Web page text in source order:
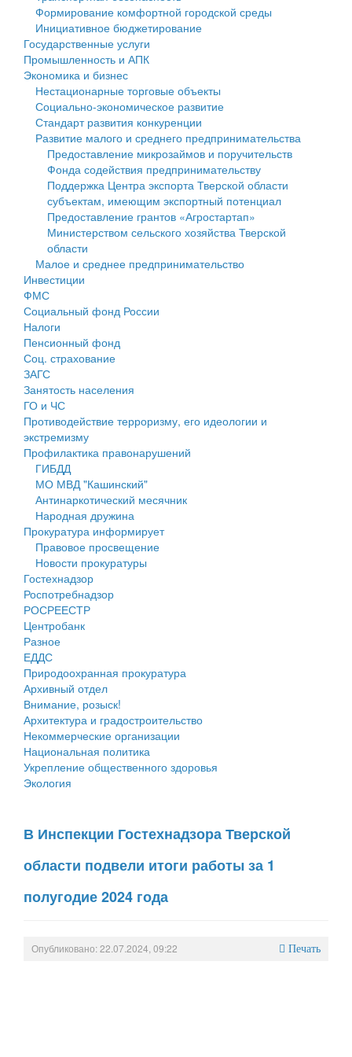
Государственные услуги
Промышленность и АПК
Экономика и бизнес
Символика
Устав
Гостям округа
Туризм
Культура
Образование
Здравоохранение
Социальная защита
Фотоальбом
муниципального округа Тверской области
Администрация Кашинского муниципального округа
Тверской области
Управление сельскими территориями
Открытые данные
Работа с обращениями граждан
Муниципальный контроль
Муниципальные услуги
Проекты административных регламентов
Антимонопольный комплаенс
Противодействие коррупции
Финансовое управление
Бюджет для граждан
Имущество
Выявление правообладателей ранее учтенных
объектов недвижимости
Имущественная поддержка субъектов малого и
среднего предпринимательства
Информационная поддержка субъектов малого и
среднего предпринимательства
Муниципальные программы
Контрольно-счетная палата
Персональные данные
Оценка регулирующего воздействия
Деятельность МУ
Нормативы градостроительного проектирования
Правила землепользования и застройки
Генеральные планы
Проекты планировки территории
Собрание депутатов
Городское поселение
Сельские поселения
Формирование комфортной городской среды
Инициативное бюджетирование
Государственные услуги
Промышленность и АПК
Экономика и бизнес
Нестационарные торговые объекты
Социально-экономическое развитие
Стандарт развития конкуренции
Развитие малого и среднего предпринимательства
Предоставление микрозаймов и поручительств
Фонда содействия предпринимательству
Поддержка Центра экспорта Тверской области
субъектам, имеющим экспортный потенциал
Предоставление грантов «Агростартап»
Министерством сельского хозяйства Тверской
области
Малое и среднее предпринимательство
Инвестиции
ФМС
Социальный фонд России
Налоги
Пенсионный фонд
Соц. страхование
ЗАГС
Занятость населения
ГО и ЧС
Противодействие терроризму, его идеологии и
экстремизму
Профилактика правонарушений
ГИБДД
МО МВД "Кашинский"
Антинаркотический месячник
Народная дружина
Прокуратура информирует
Правовое просвещение
Новости прокуратуры
Гостехнадзор
Роспотребнадзор
РОСРЕЕСТР
Центробанк
Разное
ЕДДС
Природоохранная прокуратура
Архивный отдел
Внимание, розыск!
Архитектура и градостроительство
Некоммерческие организации
Национальная политика
Укрепление общественного здоровья
Экология
В Инспекции Гостехнадзора Тверской
области подвели итоги работы за 1
полугодие 2024 года
Опубликовано: 22.07.2024, 09:22 Печать